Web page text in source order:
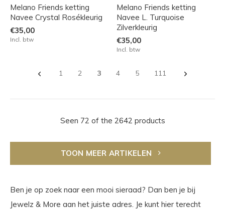
Melano Friends ketting
Navee Crystal Rosékleurig
€35,00
Incl. btw
Melano Friends ketting
Navee L. Turquoise
Zilverkleurig
€35,00
Incl. btw
1 2 3 4 5 111
Seen 72 of the 2642 products
TOON MEER ARTIKELEN
Ben je op zoek naar een mooi sieraad? Dan ben je bij
Jewelz & More aan het juiste adres. Je kunt hier terecht